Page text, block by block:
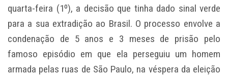
quarta-feira (1º), a decisão que tinha dado sinal verde
para a sua extradição ao Brasil. O processo envolve a
condenação de 5 anos e 3 meses de prisão pelo
famoso episódio em que ela perseguiu um homem
armada pelas ruas de São Paulo, na véspera da eleição